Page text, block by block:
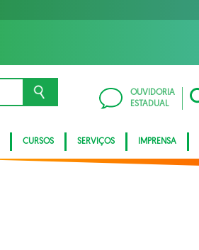
OUVIDORIA
ESTADUAL
CURSOS SERVIÇOS IMPRENSA